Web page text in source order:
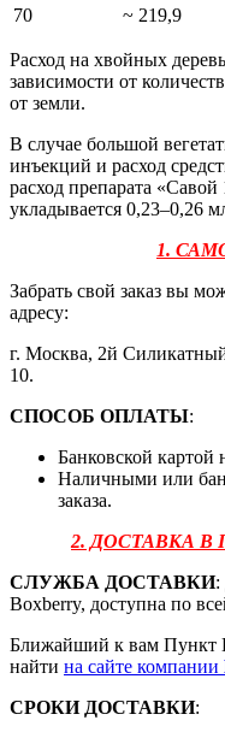
70
~ 219,9
Расход на хвойных
зависимости от
от земли.
В случае большой
инъекций и расход
расход препарата
укладывается 0,23–0,26
1.
Забрать свой заказ вы
адресу:
г. Москва, 2й
10.
СПОСОБ ОПЛАТЫ:
Банковской картой
Наличными или
заказа.
2. ДОСТАВКА В
СЛУЖБА ДОСТАВКИ:
Boxberry, доступна по
Ближайший к вам Пункт
найти на сайте компании
СРОКИ ДОСТАВКИ: